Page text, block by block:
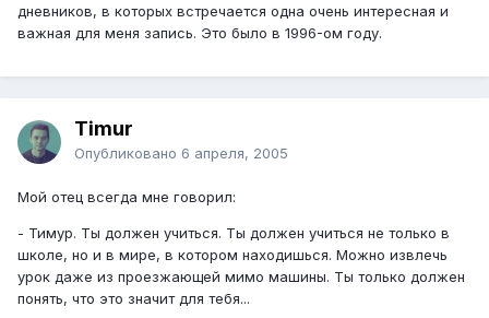
дневников, в которых встречается одна очень интересная и
важная для меня запись. Это было в 1996-ом году.
Timur
Опубликовано 6 апреля, 2005
Мой отец всегда мне говорил:
- Тимур. Ты должен учиться. Ты должен учиться не только в
школе, но и в мире, в котором находишься. Можно извлечь
урок даже из проезжающей мимо машины. Ты только должен
понять, что это значит для тебя...